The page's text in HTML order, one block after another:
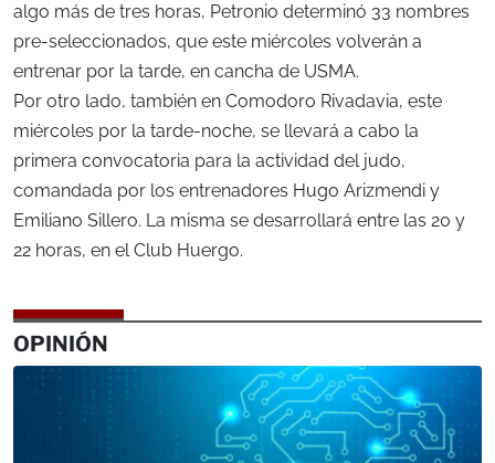
algo más de tres horas, Petronio determinó 33 nombres
pre-seleccionados, que este miércoles volverán a
entrenar por la tarde, en cancha de USMA.
Por otro lado, también en Comodoro Rivadavia, este
miércoles por la tarde-noche, se llevará a cabo la
primera convocatoria para la actividad del judo,
comandada por los entrenadores Hugo Arizmendi y
Emiliano Sillero. La misma se desarrollará entre las 20 y
22 horas, en el Club Huergo.
OPINIÓN